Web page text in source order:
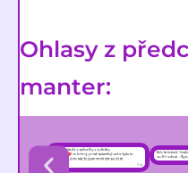
Ohlasy z
manter: